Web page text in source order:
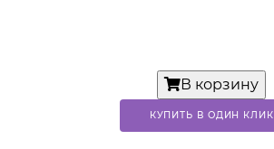
В корзину
КУПИТЬ В ОДИН КЛИК